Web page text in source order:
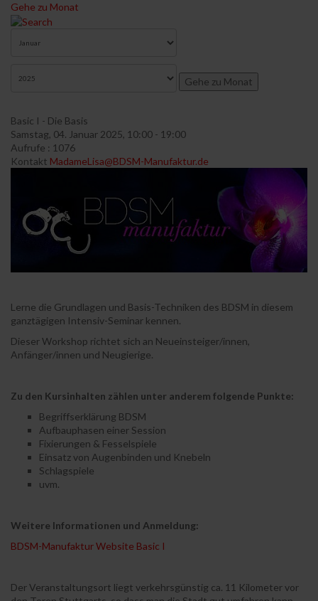
Gehe zu Monat
Gehe zu Monat
Basic I - Die Basis
Samstag, 04. Januar 2025, 10:00 - 19:00
Aufrufe : 1076
Kontakt MadameLisa@BDSM-Manufaktur.de
Lerne die Grundlagen und Basis-Techniken des BDSM in diesem
ganztägigen Intensiv-Seminar kennen.
Dieser Workshop richtet sich an Neueinsteiger/innen,
Anfänger/innen und Neugierige.
Zu den Kursinhalten zählen unter anderem folgende Punkte:
Begriffserklärung BDSM
Aufbauphasen einer Session
Fixierungen & Fesselspiele
Einsatz von Augenbinden und Knebeln
Schlagspiele
uvm.
Weitere Informationen und Anmeldung:
BDSM-Manufaktur Website Basic I
Der Veranstaltungsort liegt verkehrsgünstig ca. 11 Kilometer vor